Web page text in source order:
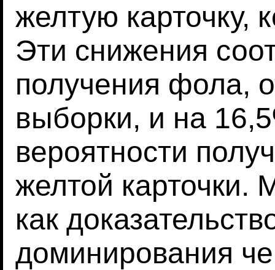
желтую карточку,
Эти снижения
получения фола,
выборки, и на
вероятности
желтой карточки.
как
доминирования